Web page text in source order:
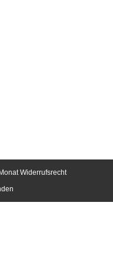
Widerrufsrecht